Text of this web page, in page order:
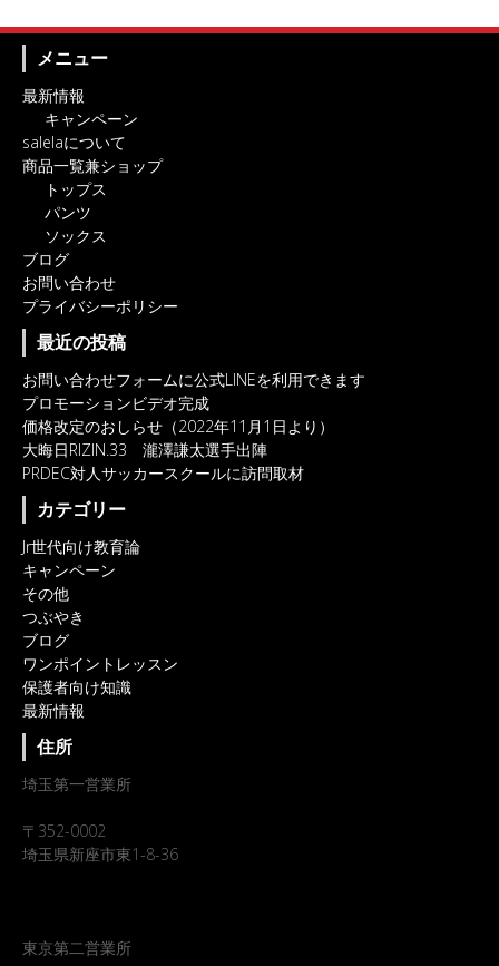
メニュー
最新情報
キャンペーン
salelaについて
商品一覧兼ショップ
トップス
パンツ
ソックス
ブログ
お問い合わせ
プライバシーポリシー
最近の投稿
お問い合わせフォームに公式LINEを利用できます
プロモーションビデオ完成
価格改定のおしらせ（2022年11月1日より）
大晦日RIZIN.33 瀧澤謙太選手出陣
PRDEC対人サッカースクールに訪問取材
カテゴリー
Jr世代向け教育論
キャンペーン
その他
つぶやき
ブログ
ワンポイントレッスン
保護者向け知識
最新情報
住所
埼玉第一営業所
〒352-0002
埼玉県新座市東1-8-36
東京第二営業所